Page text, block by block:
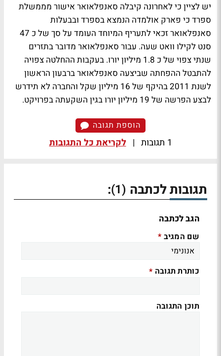
יש לציין כי לאחרונה קיבלה סאנפלאואר אישור מממשלת
ספרד כי פארק אולמדה הנמצא בספרד ובבעלות
סאנפלאואר זכאי לתעריף המיוחד העומד על סך של כ 47
סנט לקילו וואט שעה. עבור סאנפלאואר מדובר בתזרים
שנתי צפוי של כ 1.8 מיליון יורו. בעקבות ההחלטה צפויה
להתבטל ההפחתה שביצעה סאנפלאואר ברבעון הראשון
לשנת 2011 בהיקף של 16 מיליון שקל והחברה לא תידרש
לבצע הפרשה של 19 מיליון יורו בגין השקעתה בפרויקט.
הוספת תגובה
1 תגובות | לקריאת כל התגובות
תגובות לכתבה (1)
:
הגב לכתבה
שם המגיב *
כותרת תגובה *
תוכן התגובה